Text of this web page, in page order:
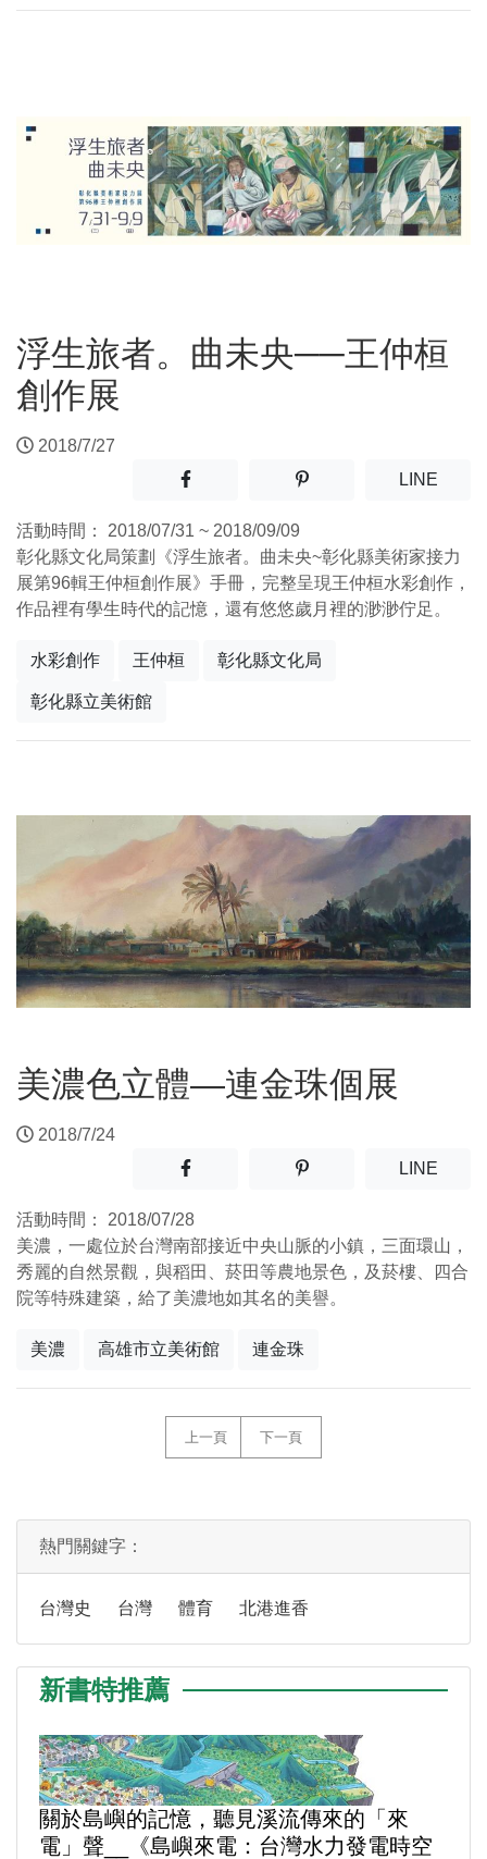
浮生旅者。曲未央──王仲桓
創作展
2018/7/27
分享至facebook(另開新視窗)
分享至噗浪(另開新視窗)
LINE(另開
活動時間：
2018/07/31 ~ 2018/09/09
彰化縣文化局策劃《浮生旅者。曲未央~彰化縣美術家接力
展第96輯王仲桓創作展》手冊，完整呈現王仲桓水彩創作，
作品裡有學生時代的記憶，還有悠悠歲月裡的渺渺佇足。
水彩創作 王仲桓 彰化縣文化局
彰化縣立美術館
美濃色立體—連金珠個展
2018/7/24
分享至facebook(另開新視窗)
分享至噗浪(另開新視窗)
LINE(另開
活動時間：
2018/07/28
美濃，一處位於台灣南部接近中央山脈的小鎮，三面環山，
秀麗的自然景觀，與稻田、菸田等農地景色，及菸樓、四合
院等特殊建築，給了美濃地如其名的美譽。
美濃 高雄市立美術館 連金珠
上一頁 下一頁
熱門關鍵字：
台灣史 台灣 體育 北港進香
新書特推薦
關於島嶼的記憶，聽見溪流傳來的「來
電」聲__《島嶼來電：台灣水力發電時空